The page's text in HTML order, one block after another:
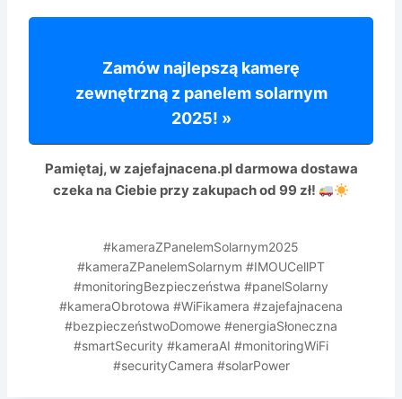
Zamów najlepszą kamerę
zewnętrzną z panelem solarnym
2025! »
Pamiętaj, w zajefajnacena.pldarmowa dostawa
czeka na Ciebie przy zakupach od 99 zł!
#kameraZPanelemSolarnym2025
#kameraZPanelemSolarnym #IMOUCellPT
#monitoringBezpieczeństwa #panelSolarny
#kameraObrotowa #WiFikamera #zajefajnacena
#bezpieczeństwoDomowe #energiaSłoneczna
#smartSecurity #kameraAI #monitoringWiFi
#securityCamera #solarPower